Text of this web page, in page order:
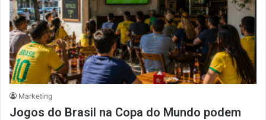
Marketing
Jogos do Brasil na Copa do Mundo podem